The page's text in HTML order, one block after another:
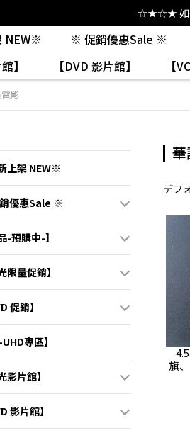
☆★☆★ 如有
NEW※
※ 促銷優惠Sale ※
】
【DVD 影片館】 【
影
上架 NEW※
優惠Sale ※
-預購中-】
限量促銷】
促銷】
UHD專區】
影片館】
影片館】
デフ
旗